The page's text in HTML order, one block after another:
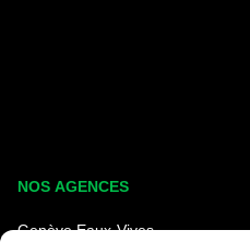
NOS AGENCES
Genève Eaux-Vives